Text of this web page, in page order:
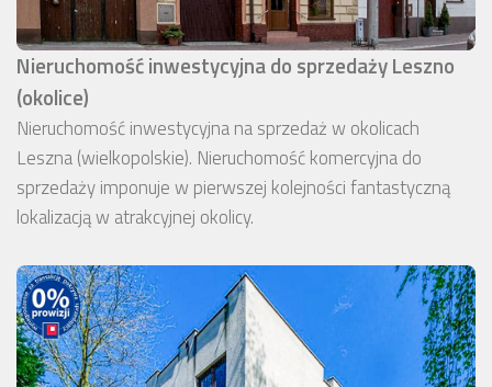
Nieruchomość inwestycyjna do sprzedaży Leszno
(okolice)
Nieruchomość inwestycyjna na sprzedaż w okolicach
Leszna (wielkopolskie). Nieruchomość komercyjna do
sprzedaży imponuje w pierwszej kolejności fantastyczną
lokalizacją w atrakcyjnej okolicy.